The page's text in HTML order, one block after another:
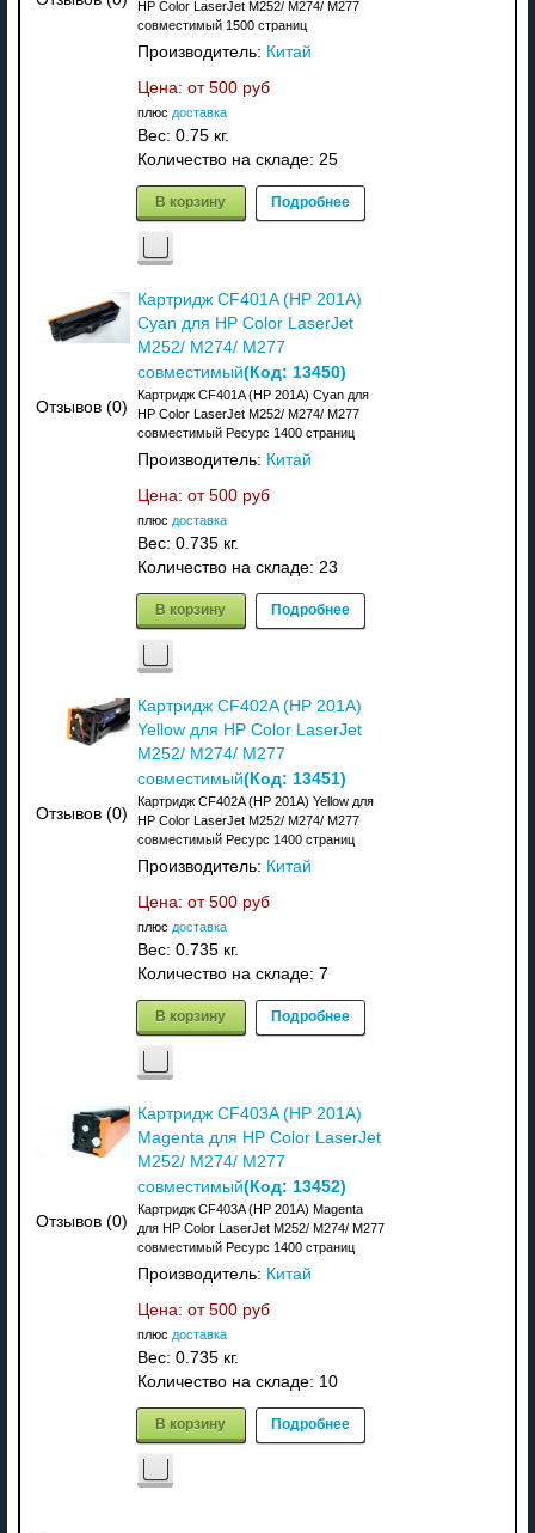
HP Color LaserJet M252/ M274/ M277
совместимый 1500 страниц
Производитель: Китай
Цена: от 500 руб
плюс доставка
Вес: 0.75 кг.
Количество на складе: 25
В корзину Подробнее
Отзывов (0)
Картридж CF401A (HP 201A)
Cyan для HP Color LaserJet
M252/ M274/ M277
совместимый(Код: 13450)
Картридж CF401A (HP 201A) Cyan для
HP Color LaserJet M252/ M274/ M277
совместимый Ресурс 1400 страниц
Производитель: Китай
Цена: от 500 руб
плюс доставка
Вес: 0.735 кг.
Количество на складе: 23
В корзину Подробнее
Отзывов (0)
Картридж CF402A (HP 201A)
Yellow для HP Color LaserJet
M252/ M274/ M277
совместимый(Код: 13451)
Картридж CF402A (HP 201A) Yellow для
HP Color LaserJet M252/ M274/ M277
совместимый Ресурс 1400 страниц
Производитель: Китай
Цена: от 500 руб
плюс доставка
Вес: 0.735 кг.
Количество на складе: 7
В корзину Подробнее
Отзывов (0)
Картридж CF403A (HP 201A)
Magenta для HP Color LaserJet
M252/ M274/ M277
совместимый(Код: 13452)
Картридж CF403A (HP 201A) Magenta
для HP Color LaserJet M252/ M274/ M277
совместимый Ресурс 1400 страниц
Производитель: Китай
Цена: от 500 руб
плюс доставка
Вес: 0.735 кг.
Количество на складе: 10
В корзину Подробнее